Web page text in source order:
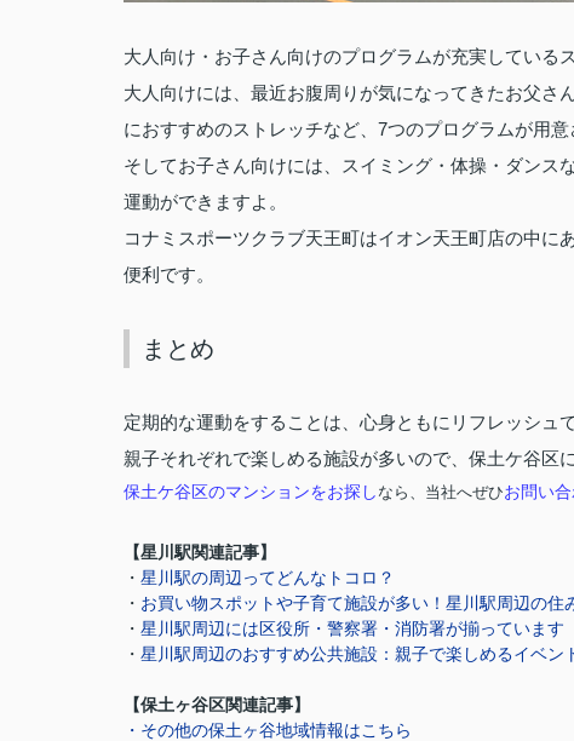
大人向け・お子さん向けのプログラムが充実している
大人向けには、最近お腹周りが気になってきたお父さ
におすすめのストレッチなど、 7つのプログラムが用意
そしてお子さん向けには、スイミング・体操・ダンス
運動ができますよ。
コナミスポーツクラブ天王町はイオン天王町店の中
便利です。
まとめ
定期的な運動をすることは、心身ともにリフレッシュ
親子それぞれで楽しめる施設が多いので、保土ケ谷区
保土ケ谷区のマンションをお探し なら、当社へぜひお問い
【星川駅関連記事】
・ 星川駅の周辺ってどんなトコロ？
・ お買い物スポットや子育て施設が多い！星川駅周辺の住
・ 星川駅周辺には区役所・警察署・消防署が揃っています
・ 星川駅周辺のおすすめ公共施設：親子で楽しめるイベン
【保土ヶ谷区関連記事】
・その他の保土ヶ谷地域情報はこちら